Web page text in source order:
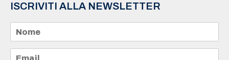
ISCRIVITI ALLA NEWSLETTER
m
e